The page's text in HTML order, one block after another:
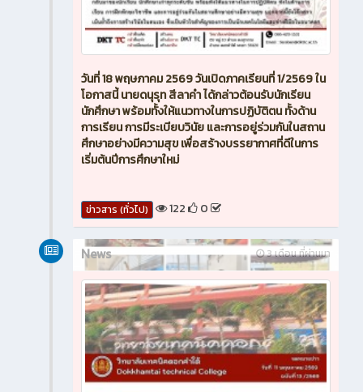
วันที่ 18 พฤษภาคม 2569 วันเปิดภาคเรียนที่ 1/2569 ใน
โอกาสนี้ นายดนุรุท สีลาคำ ได้กล่าวต้อนรับนักเรียน
นักศึกษา พร้อมทั้งให้แนวทางในการปฏิบัติตน ทั้งด้าน
การเรียน การมีระเบียบวินัย และการอยู่ร่วมกันในสถาน
ศึกษาอย่างมีความสุข เพื่อสร้างบรรยากาศที่ดีในการ
เริ่มต้นปีการศึกษาใหม่
ข่าวสาร (ทั่วไป) 122 0
3 เดือน ที่ผ่านมา
News